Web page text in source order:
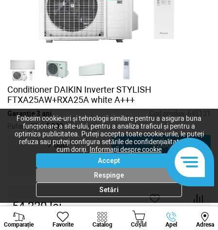
Conditioner DAIKIN Inverter STYLISH
FTXA25AW+RXA25A white A+++
Garanție 3 ani Cod produs: 645131
Putere, BTU:9 000
7 000 9 000
54 220lei
Comparație Favorite Catalog Coșul Apel Adresa
Viber Whatsapp
Folosim cookie-uri și tehnologii similare pentru a asigura buna
funcționare a site-ului, pentru a analiza traficul și pentru a
optimiza publicitatea. Puteți accepta toate cookie-urile, le puteți
refuza sau puteți configura setările de confidențialitate după
cum doriți.
Informații despre cookie
Accept
Respinge
Setări